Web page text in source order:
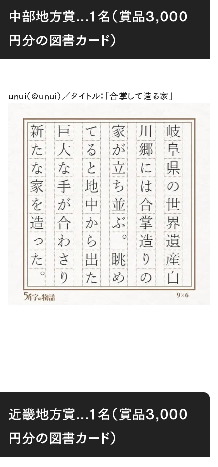
中部地方賞...１名（賞品3,000
円分の図書カード）
unui（@unui）／タイトル：「合掌して造る家」
近畿地方賞...１名（賞品3,000
円分の図書カード）